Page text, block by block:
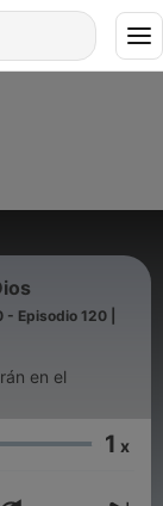
- Episodio 120 |
en el
1 x